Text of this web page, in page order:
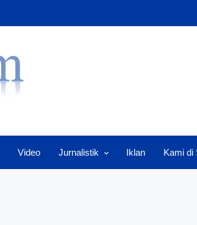
Video Jurnalistik Iklan Kami di